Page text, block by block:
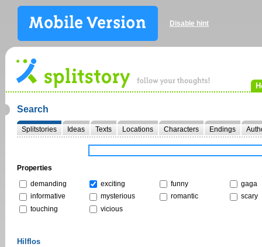
Disable hint
Search
Splitstories Ideas Texts Locations Characters Endings
Properties
demanding
exciting funny
gaga
informative
mysterious romantic
scary
touching
vicious
Hilflos